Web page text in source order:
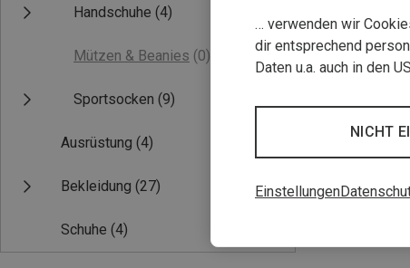
Handschuhe (4)
Mützen & Beanies (0)
Sportsocken (9)
Ausrüstung (4)
Bekleidung (27)
Schuhe (4)
… verwenden wir
dir entsprechend
Daten u.a. auch in den
NICHT
Einstellungen